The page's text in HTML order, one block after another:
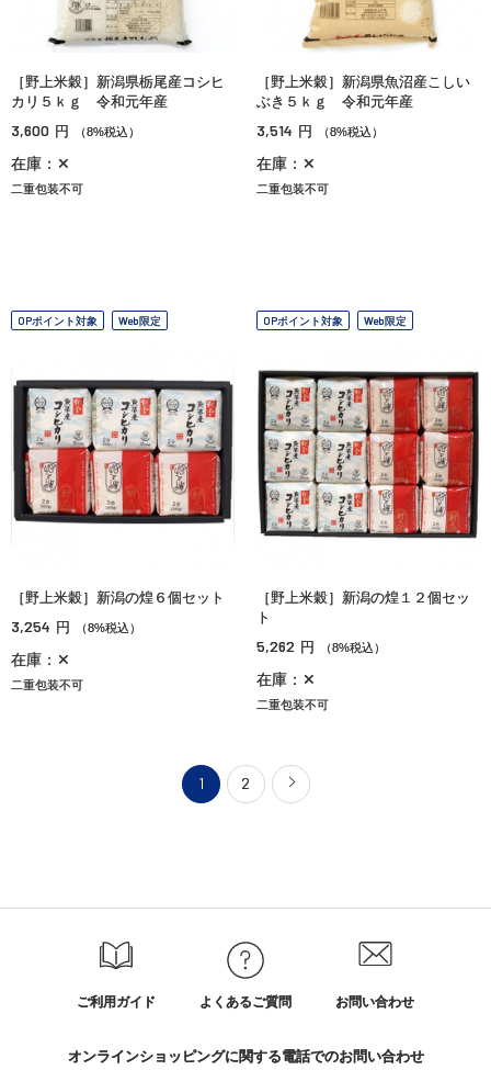
［野上米穀］新潟県栃尾産コシヒ
カリ５ｋｇ 令和元年産
3,600 円 （8%税込）
在庫：✕
二重包装不可
［野上米穀］新潟県魚沼産こしい
ぶき５ｋｇ 令和元年産
3,514 円 （8%税込）
在庫：✕
二重包装不可
OPポイント対象 Web限定
［野上米穀］新潟の煌６個セット
3,254 円 （8%税込）
在庫：✕
二重包装不可
OPポイント対象 Web限定
［野上米穀］新潟の煌１２個セッ
ト
5,262 円 （8%税込）
在庫：✕
二重包装不可
1 2
ご利用ガイド よくあるご質問 お問い合わせ
オンラインショッピングに関する電話でのお問い合わせ